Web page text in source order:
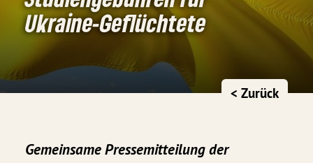
Ukraine-Geflüchtete
< Zurück
Gemeinsame Pressemitteilung der